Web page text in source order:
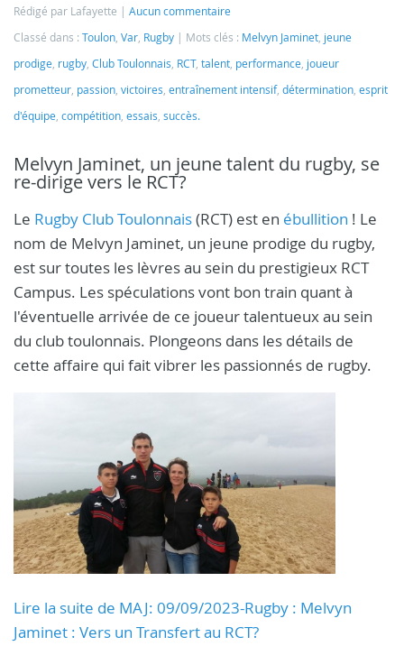
Rédigé par Lafayette
Aucun commentaire
Classé dans : Toulon, Var, Rugby Mots clés : Melvyn Jaminet, jeune
prodige, rugby, Club Toulonnais, RCT, talent, performance, joueur
prometteur, passion, victoires, entraînement intensif, détermination, esprit
d'équipe, compétition, essais, succès.
Melvyn Jaminet, un jeune talent du rugby, se
re-dirige vers le RCT?
Le Rugby Club Toulonnais(RCT) est en ébullition ! Le
nom de Melvyn Jaminet, un jeune prodige du rugby,
est sur toutes les lèvres au sein du prestigieux RCT
Campus. Les spéculations vont bon train quant à
l'éventuelle arrivée de ce joueur talentueux au sein
du club toulonnais. Plongeons dans les détails de
cette affaire qui fait vibrer les passionnés de rugby.
Lire la suite de MAJ: 09/09/2023-Rugby : Melvyn
Jaminet : Vers un Transfert au RCT?